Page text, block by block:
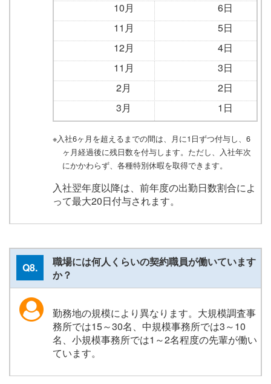
10月
6日
11月
5日
12月
4日
11月
3日
2月
2日
3月
1日
※入社6ヶ月を超えるまでの間は、月に1日ずつ付与し、6
ヶ月経過後に残日数を付与します。ただし、入社年次
にかかわらず、各種特別休暇を取得できます。
入社翌年度以降は、前年度の出勤日数割合によ
って最大20日付与されます。
Q8.
職場には何人くらいの契約職員が働いています
か？
勤務地の規模により異なります。大規模調査事
務所では15～30名、中規模事務所では3～10
名、小規模事務所では1～2名程度の先輩が働い
ています。